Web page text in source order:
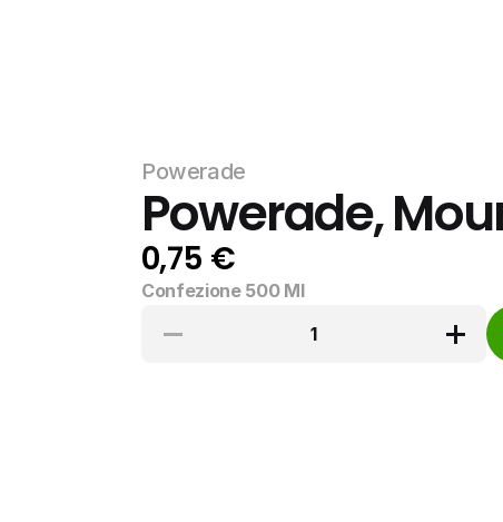
Powerade
Powerade,
0,75 €
Confezione 500 Ml
1